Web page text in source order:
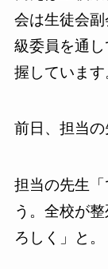
会は生徒会
級委員を通
握しています
前日、担当の
担当の先生
う。全校が
ろしく」と。